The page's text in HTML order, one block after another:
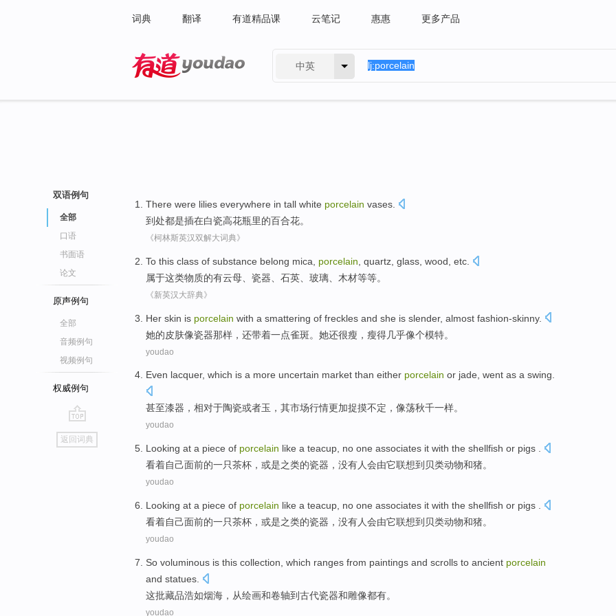
词典 翻译 有道精品课 云笔记 惠惠 更多产品
中英
双语例句
全部
口语
书面语
论文
原声例句
全部
音频例句
视频例句
权威例句
go
top
返回词典
There were lilies everywhere in tall white porcelain vases
到处都是插在白瓷高花瓶里的百合花。
《柯林斯英汉双解大词典》
To this class of substance belong mica porcelain quartz glass wood etc
属于这类物质的有云母 瓷器 石英 玻璃 木材等等。
《新英汉大辞典》
Her skin is porcelain with a smattering of freckles and she is slender, almost fashion-skinny.
她的皮肤像瓷器那样，还带着一点雀斑。 她还很瘦 ，瘦得几乎像个模特。
youdao
Even lacquer, which is a more uncertain market than either porcelain or jade, went as a swing.
甚至漆器 ，相对于陶瓷或者玉 ， 其市场行情更加捉摸不定 ， 像荡秋千一样。
youdao
Looking at a piece of porcelain like a teacup no one associates it with the shellfish or pigs
看着自己面前的一只茶杯 ，或是之类的瓷器 ， 没有人会由它联想到 贝类动物和猪。
youdao
Looking at a piece of porcelain like a teacup no one associates it with the shellfish or pigs
看着自己面前的一只茶杯 ，或是之类的瓷器 ， 没有人会由它联想到 贝类动物和猪。
youdao
So voluminous is this collection , which ranges from paintings and scrolls to ancient porcelain
and statues
这批藏品浩如烟海 ， 从绘画和卷轴到古代瓷器和雕像都有。
youdao